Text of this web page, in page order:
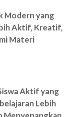
Modern yang
Aktif, Kreatif,
Materi
Aktif yang
Lebih